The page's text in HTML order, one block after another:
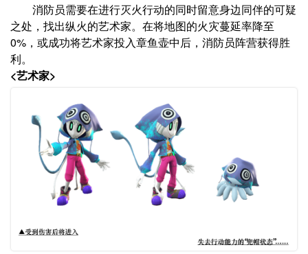
消防员需要在进行灭火行动的同时留意身边同伴的可疑
之处，找出纵火的艺术家。在将地图的火灾蔓延率降至
0%，或成功将艺术家投入章鱼壶中后，消防员阵营获得胜
利。
<艺术家>